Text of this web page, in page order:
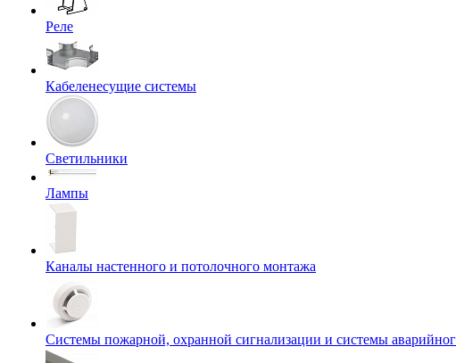
Реле
Кабеленесущие системы
Светильники
Лампы
Каналы настенного и потолочного монтажа
Системы пожарной, охранной сигнализации и системы